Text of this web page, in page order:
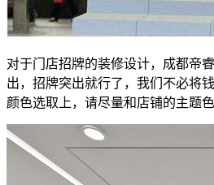
对于门店招牌的装修设计，成都帝
出，招牌突出就行了，我们不必将
颜色选取上，请尽量和店铺的主题色